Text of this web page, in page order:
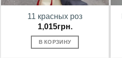
11 красных роз
1,015грн.
В КОРЗИНУ